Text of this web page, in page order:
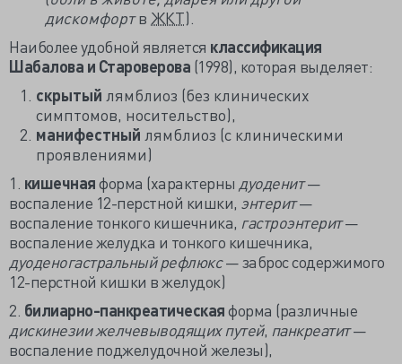
дискомфортв ЖКТ).
Наиболее удобной является классификация
Шабалова и Староверова (1998), которая выделяет:
скрытый лямблиоз (без клинических
симптомов, носительство),
манифестный лямблиоз (с клиническими
проявлениями)
1. кишечнаяформа (характерны дуоденит—
воспаление 12-перстной кишки, энтерит—
воспаление тонкого кишечника, гастроэнтерит—
воспаление желудка и тонкого кишечника,
дуоденогастральный рефлюкс— заброс содержимого
12-перстной кишки в желудок)
2. билиарно-панкреатическаяформа (различные
дискинезии желчевыводящих путей, панкреатит—
воспаление поджелудочной железы),